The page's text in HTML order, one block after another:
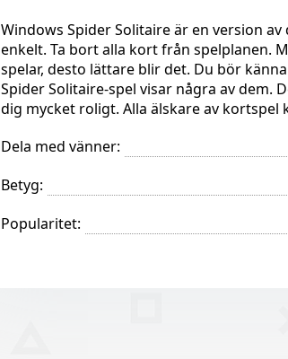
Windows Spider Solitaire är en version
enkelt. Ta bort alla kort från spelplanen.
spelar, desto lättare blir det. Du bör
Spider Solitaire-spel visar några av
dig mycket roligt. Alla älskare av
Dela med vänner:
Betyg:
Popularitet: